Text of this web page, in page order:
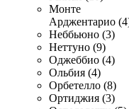
Монте
Арджентарио
Неббьюно (3)
Неттуно (9)
Оджеббио (4)
Ольбия (4)
Орбетелло (8)
Ортиджия (3)